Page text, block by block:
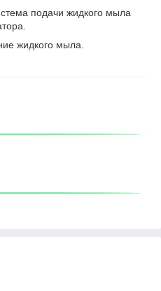
подачи жидкого мыла
жидкого мыла.